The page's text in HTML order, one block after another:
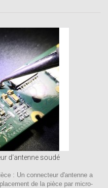
d'antenne soudé
: Un connecteur d'antenne a
de la pièce par micro-